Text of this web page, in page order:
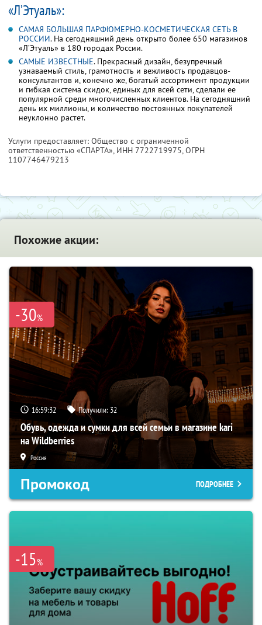
«Л’Этуаль»:
САМАЯ БОЛЬШАЯ ПАРФЮМЕРНО-КОСМЕТИЧЕСКАЯ СЕТЬ В
РОССИИ. На сегодняшний день открыто более 650 магазинов
«Л’Этуаль» в 180 городах России.
САМЫЕ ИЗВЕСТНЫЕ. Прекрасный дизайн, безупречный
узнаваемый стиль, грамотность и вежливость продавцов-
консультантов и, конечно же, богатый ассортимент продукции
и гибкая система скидок, единых для всей сети, сделали ее
популярной среди многочисленных клиентов. На сегодняшний
день их миллионы, и количество постоянных покупателей
неуклонно растет.
Услуги предоставляет: Общество с ограниченной
ответственностью «СПАРТА», ИНН 7722719975, ОГРН
1107746479213
Похожие акции:
-30%
16:59:32 Получили: 32
Обувь, одежда и сумки для всей семьи в магазине kari
на Wildberries
Россия
Промокод ПОДРОБНЕЕ
-15%